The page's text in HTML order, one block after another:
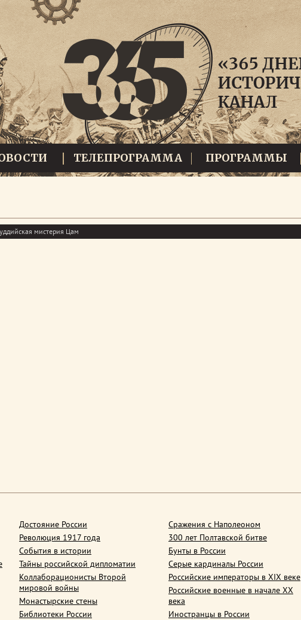
ТЕЛЕПРОГРАММА ПРОГРАММЫ
мистерия Цам
Достояние России
Революция 1917 года
События в истории
Тайны российской дипломатии
Коллаборационисты Второй
мировой войны
Монастырские стены
Библиотеки России
Сражения с Наполеоном
300 лет Полтавской битве
Бунты в России
Серые кардиналы России
Российские императоры в XIX веке
Российские военные в начале ХХ
века
Иностранцы в России